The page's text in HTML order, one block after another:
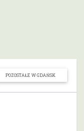
POZOSTAŁE W GDAŃSK